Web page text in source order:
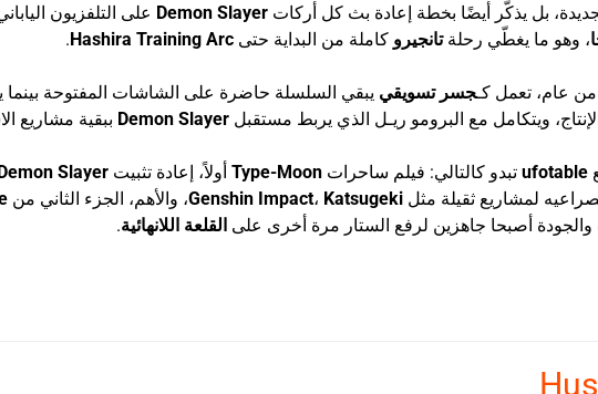
بل يذكّر أيضًا بخطة إعادة بث كل أركات Demon Slayer على التلفزيون
، وهو ما يغطّي رحلةتانجيرو كاملة من البداية حتى Hashira Training Arc
.
من عام، تعمل كـجسر تسويقي يبقي السلسلة حاضرة على الشاشات المفتوحة بينما
ويتكامل مع البرومو ريـل الذي يربط مستقبل Demon Slayer ببقية مشاريع
ufotable تبدو كالتالي: فيلم ساحرات Type-Moon أولاً، إعادة تثبيت Demon Slayer
لمشاريع ثقيلة مثل
Genshin Impact، Katsugeki ، والأهم، الجزء الثاني من
والجودة أصبحا جاهزين لرفع الستار مرة أخرى على القلعة اللانهائية.